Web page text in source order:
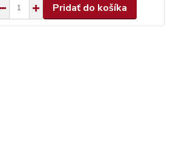
Pridať do košíka